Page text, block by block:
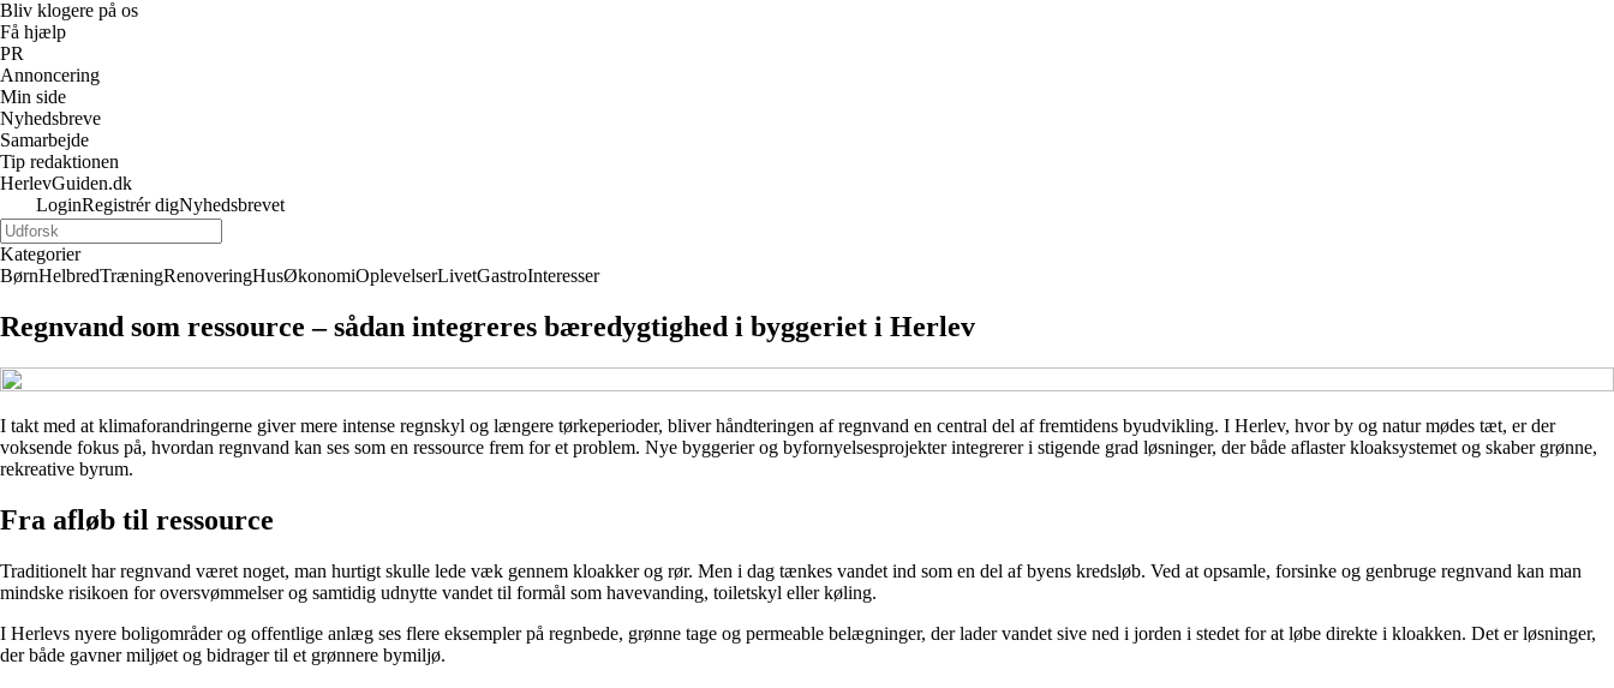
Bliv klogere på os
Få hjælp
PR
Annoncering
Min side
Nyhedsbreve
Samarbejde
Tip redaktionen
HerlevGuiden.dk
LoginRegistrér digNyhedsbrevet
Kategorier
BørnHelbredTræningRenoveringHusØkonomiOplevelserLivetGastroInteresser
Regnvand som ressource – sådan integreres bæredygtighed i byggeriet i Herlev
I takt med at klimaforandringerne giver mere intense regnskyl og længere tørkeperioder, bliver håndteringen af regnvand en central del af fremtidens byudvikling. I Herlev, hvor by og natur mødes tæt, er der
voksende fokus på, hvordan regnvand kan ses som en ressource frem for et problem. Nye byggerier og byfornyelsesprojekter integrerer i stigende grad løsninger, der både aflaster kloaksystemet og skaber grønne,
rekreative byrum.
Fra afløb til ressource
Traditionelt har regnvand været noget, man hurtigt skulle lede væk gennem kloakker og rør. Men i dag tænkes vandet ind som en del af byens kredsløb. Ved at opsamle, forsinke og genbruge regnvand kan man
mindske risikoen for oversvømmelser og samtidig udnytte vandet til formål som havevanding, toiletskyl eller køling.
I Herlevs nyere boligområder og offentlige anlæg ses flere eksempler på regnbede, grønne tage og permeable belægninger, der lader vandet sive ned i jorden i stedet for at løbe direkte i kloakken. Det er løsninger,
der både gavner miljøet og bidrager til et grønnere bymiljø.